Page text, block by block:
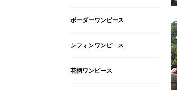
ボーダーワンピース
シフォンワンピース
花柄ワンピース